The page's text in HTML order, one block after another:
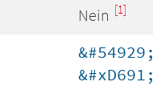
Nein [1]
&#54929;
&#xD691;